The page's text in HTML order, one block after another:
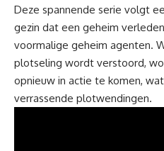
Deze spannende serie volgt
gezin dat een geheim
voormalige geheim agenten.
plotseling wordt verstoord,
opnieuw in actie te komen,
verrassende plotwendingen.